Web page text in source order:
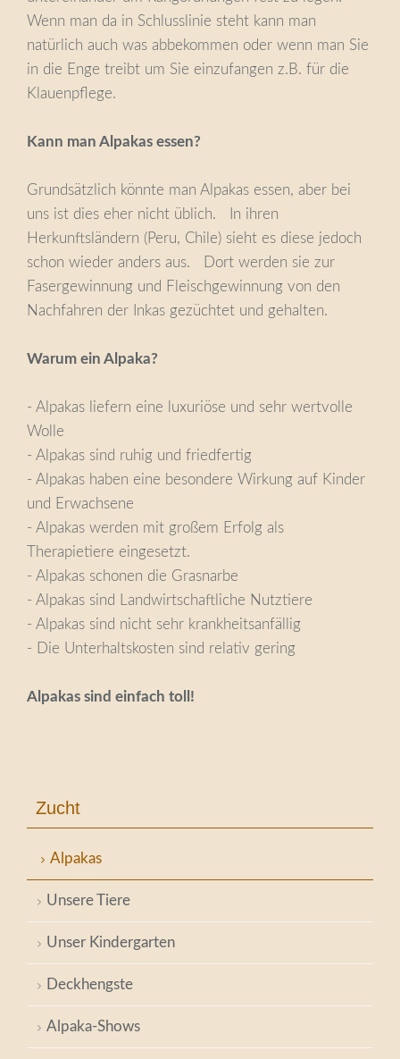
Wenn man da in Schlusslinie steht kann man
natürlich auch was abbekommen oder wenn man Sie
in die Enge treibt um Sie einzufangen z.B. für die
Klauenpflege.
Kann man Alpakas essen?
Grundsätzlich könnte man Alpakas essen, aber bei
uns ist dies eher nicht üblich. In ihren
Herkunftsländern (Peru, Chile) sieht es diese jedoch
schon wieder anders aus. Dort werden sie zur
Fasergewinnung und Fleischgewinnung von den
Nachfahren der Inkas gezüchtet und gehalten.
Warum ein Alpaka?
- Alpakas liefern eine luxuriöse und sehr wertvolle
Wolle
- Alpakas sind ruhig und friedfertig
- Alpakas haben eine besondere Wirkung auf Kinder
und Erwachsene
- Alpakas werden mit großem Erfolg als
Therapietiere eingesetzt.
- Alpakas schonen die Grasnarbe
- Alpakas sind Landwirtschaftliche Nutztiere
- Alpakas sind nicht sehr krankheitsanfällig
- Die Unterhaltskosten sind relativ gering
Alpakas sind einfach toll!
Zucht
Alpakas
Unsere Tiere
Unser Kindergarten
Deckhengste
Alpaka-Shows